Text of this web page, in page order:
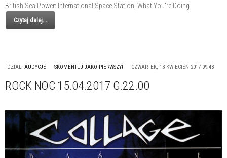
British Sea Power: International Space Station, What You're Doing
Czytaj dalej...
DZIAŁ: AUDYCJE SKOMENTUJ JAKO PIERWSZY! CZWARTEK, 13 KWIECIEŃ 2017 09:43
ROCK NOC 15.04.2017 G.22.00